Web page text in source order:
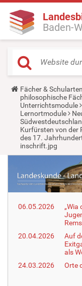
Baden-
Y
o
u
a
r
e
h
e
r
Fächer & Schularten
philosophische
Unterrichtsmodule
Lernortmodule
Kurfürsten von der
des 17.
inschrift.jpg
06.05.2026
„Wia
20.04.2026
Auf
als
24.03.2026
Orte